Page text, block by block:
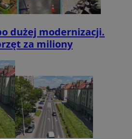
dużej modernizacji.
za miliony